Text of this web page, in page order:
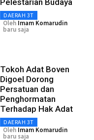
Pelestarian Budaya
DAERAH 3T
Oleh Imam Komarudin
baru saja
Tokoh Adat Boven
Digoel Dorong
Persatuan dan
Penghormatan
Terhadap Hak Adat
DAERAH 3T
Oleh Imam Komarudin
baru saja